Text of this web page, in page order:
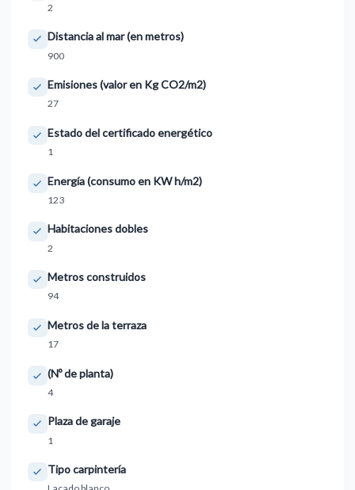
2
Distancia al mar (en metros)
900
Emisiones (valor en Kg CO2/m2)
27
Estado del certificado energético
1
Energía (consumo en KW h/m2)
123
Habitaciones dobles
2
Metros construidos
94
Metros de la terraza
17
(Nº de planta)
4
Plaza de garaje
1
Tipo carpintería